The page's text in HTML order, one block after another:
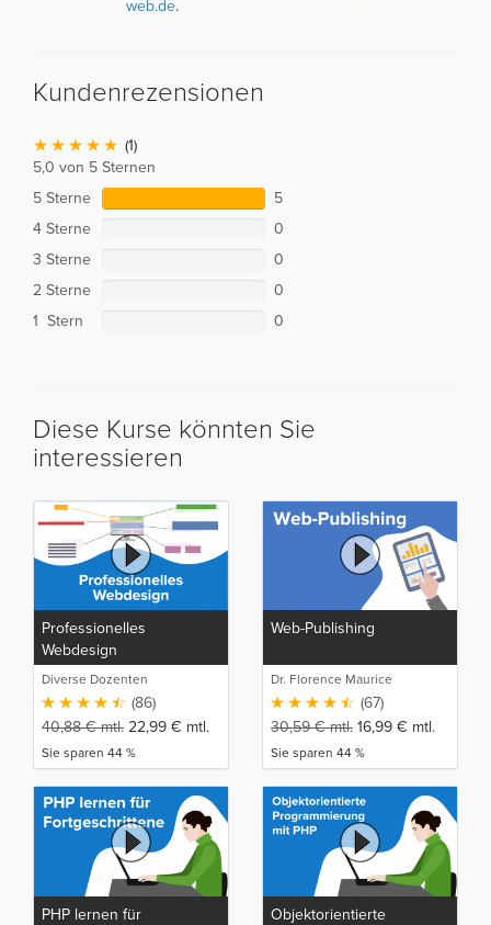
web.de.
Kundenrezensionen
(1)
5,0 von 5 Sternen
5 Sterne
5
4 Sterne
0
3 Sterne
0
2 Sterne
0
1 Stern
0
Diese Kurse könnten Sie
interessieren
Professionelles
Webdesign
Diverse Dozenten
(86)
40,88€mtl. 22,99 € mtl.
Sie sparen 44 %
Web-Publishing
Dr. Florence Maurice
(67)
30,59€mtl. 16,99 € mtl.
Sie sparen 44 %
PHP lernen für
Objektorientierte